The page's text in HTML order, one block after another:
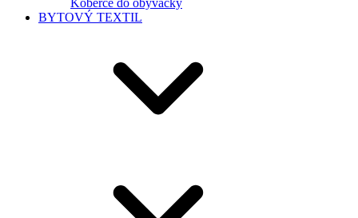
Koberce do obývačky
BYTOVÝ TEXTIL